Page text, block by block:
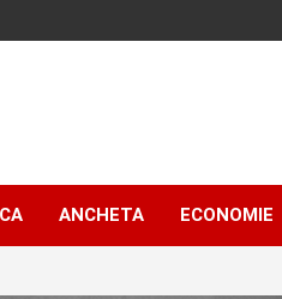
ANCHETA ECONOMIE